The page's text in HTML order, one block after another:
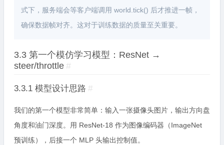
式下，服务端会等客户端调用 world.tick() 后才推进一帧，
确保数据帧对齐。这对于训练数据的质量至关重要。
3.3 第一个模仿学习模型：ResNet →
steer/throttle #
3.3.1 模型设计思路 #
我们的第一个模型非常简单：输入一张摄像头图片，输出方向盘
角度和油门深度。用 ResNet-18 作为图像编码器（ImageNet
预训练），后接一个 MLP 头输出控制值。